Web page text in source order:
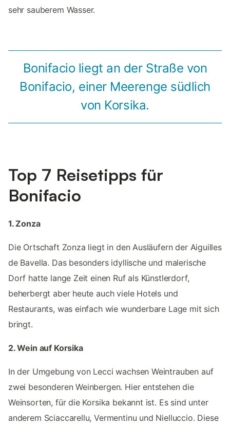
sehr sauberem Wasser.
Bonifacio liegt an der Straße von
Bonifacio, einer Meerenge südlich
von Korsika.
Top 7 Reisetipps für
Bonifacio
1. Zonza
Die Ortschaft Zonza liegt in den Ausläufern der Aiguilles
de Bavella. Das besonders idyllische und malerische
Dorf hatte lange Zeit einen Ruf als Künstlerdorf,
beherbergt aber heute auch viele Hotels und
Restaurants, was einfach wie wunderbare Lage mit sich
bringt.
2. Wein auf Korsika
In der Umgebung von Lecci wachsen Weintrauben auf
zwei besonderen Weinbergen. Hier entstehen die
Weinsorten, für die Korsika bekannt ist. Es sind unter
anderem Sciaccarellu, Vermentinu und Nielluccio. Diese